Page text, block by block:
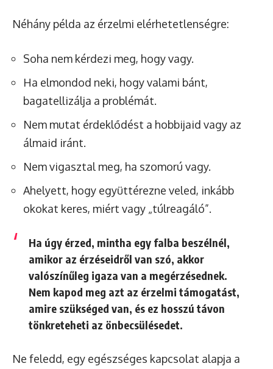
Néhány példa az érzelmi elérhetetlenségre:
Soha nem kérdezi meg, hogy vagy.
Ha elmondod neki, hogy valami bánt,
bagatellizálja a problémát.
Nem mutat érdeklődést a hobbijaid vagy az
álmaid iránt.
Nem vigasztal meg, ha szomorú vagy.
Ahelyett, hogy együttérezne veled, inkább
okokat keres, miért vagy „túlreagáló”.
Ha úgy érzed, mintha egy falba beszélnél,
amikor az érzéseidről van szó, akkor
valószínűleg igaza van a megérzésednek.
Nem kapod meg azt az érzelmi támogatást,
amire szükséged van, és ez hosszú távon
tönkreteheti az önbecsülésedet.
Ne feledd, egy egészséges kapcsolat alapja a